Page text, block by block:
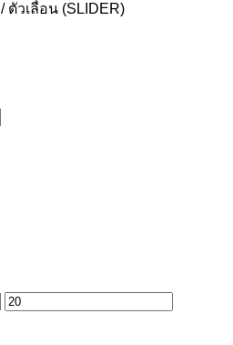
/ตัวเลื่อน (SLIDER)
ราคา